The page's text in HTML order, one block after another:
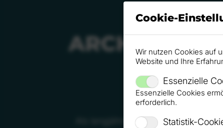
Cookie-
Wir nutzen Cookies auf
Website und Ihre
Essenzielle
Essenzielle Cookies
erforderlich.
Statistik-
ARCHIV
Als langjähriger Partner der